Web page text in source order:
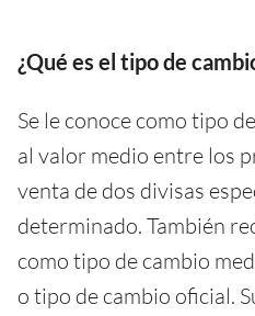
¿Qué es el tipo de
Se le conoce como tipo
al valor medio entre los
venta de dos divisas
determinado. También
como tipo de cambio
o tipo de cambio oficial.